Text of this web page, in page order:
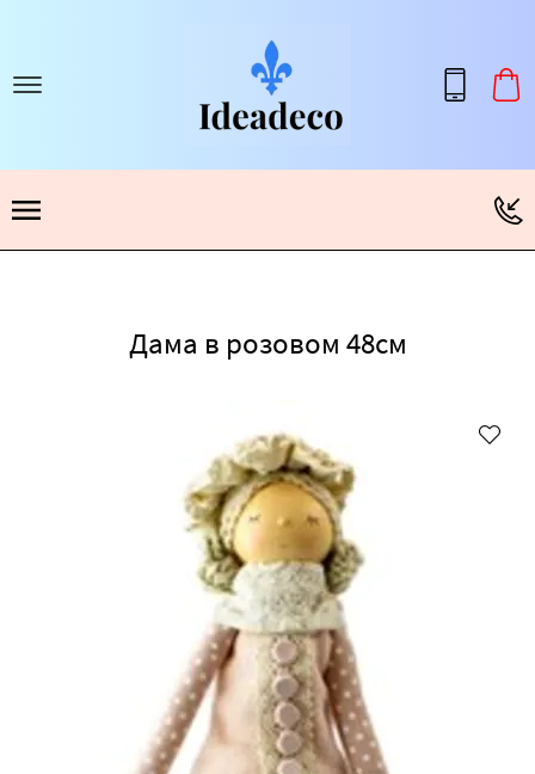
Дама в розовом 48см